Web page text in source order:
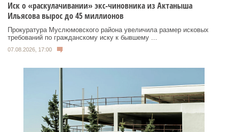
Иск о «раскулачивании» экс-чиновника из Актаныша
Ильясова вырос до 45 миллионов
Прокуратура Муслюмовского района увеличила размер исковых
требований по гражданскому иску к бывшему ...
07.08.2026, 17:00